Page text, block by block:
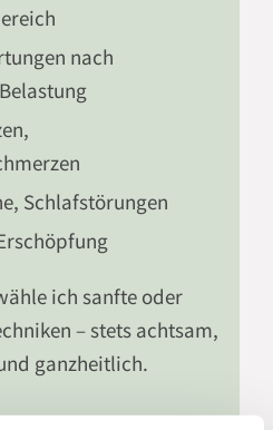
nach
Schlafstörungen
ich sanfte oder
– stets achtsam,
ganzheitlich.